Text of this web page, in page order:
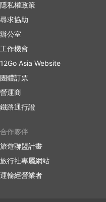
隱私權政策
尋求協助
辦公室
工作機會
12Go Asia Website
團體訂票
營運商
鐵路通行證
合作夥伴
旅遊聯盟計畫
旅行社專屬網站
運輸經營業者